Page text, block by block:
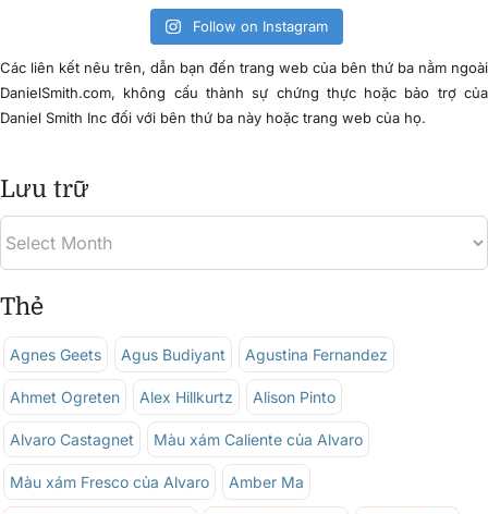
Follow on Instagram
Các liên kết nêu trên, dẫn bạn đến trang web của bên thứ ba nằm ngoài
DanielSmith.com, không cấu thành sự chứng thực hoặc bảo trợ của
Daniel Smith Inc đối với bên thứ ba này hoặc trang web của họ.
Lưu trữ
Thẻ
Agnes Geets Agus Budiyant Agustina Fernandez
Ahmet Ogreten Alex Hillkurtz Alison Pinto
Alvaro Castagnet Màu xám Caliente của Alvaro
Màu xám Fresco của Alvaro Amber Ma